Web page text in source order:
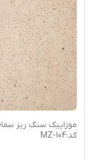
کد:MZ-104